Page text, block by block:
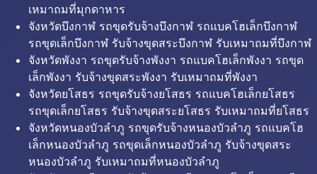
เหมาถมที่มุกดาหาร
จังหวัดบึงกาฬ รถขุดรับจ้างบึงกาฬ รถแบคโฮเล็กบึงกาฬ
รถขุดเล็กบึงกาฬ รับจ้างขุดสระบึงกาฬ รับเหมาถมที่บึงกาฬ
จังหวัดพังงา รถขุดรับจ้างพังงา รถแบคโฮเล็กพังงา รถขุด
เล็กพังงา รับจ้างขุดสระพังงา รับเหมาถมที่พังงา
จังหวัดยโสธร รถขุดรับจ้างยโสธร รถแบคโฮเล็กยโสธร
รถขุดเล็กยโสธร รับจ้างขุดสระยโสธร รับเหมาถมที่ยโสธร
จังหวัดหนองบัวลำภู รถขุดรับจ้างหนองบัวลำภู รถแบคโฮ
เล็กหนองบัวลำภู รถขุดเล็กหนองบัวลำภู รับจ้างขุดสระ
หนองบัวลำภู รับเหมาถมที่หนองบัวลำภู